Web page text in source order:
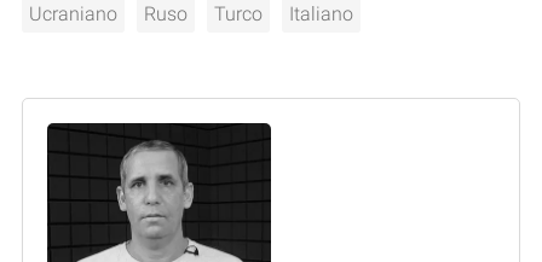
Ucraniano Ruso Turco Italiano